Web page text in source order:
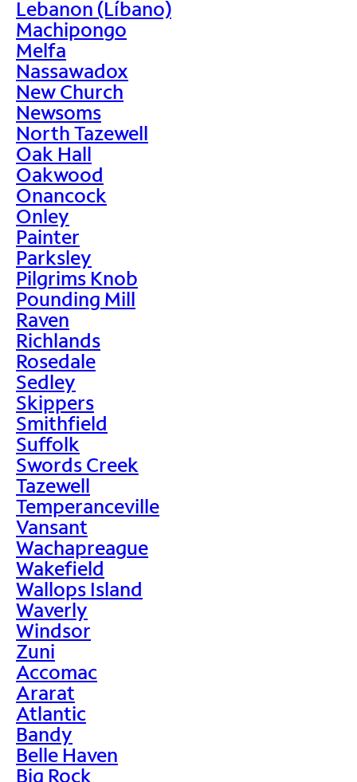
Lebanon (Líbano)
Machipongo
Melfa
Nassawadox
New Church
Newsoms
North Tazewell
Oak Hall
Oakwood
Onancock
Onley
Painter
Parksley
Pilgrims Knob
Pounding Mill
Raven
Richlands
Rosedale
Sedley
Skippers
Smithfield
Suffolk
Swords Creek
Tazewell
Temperanceville
Vansant
Wachapreague
Wakefield
Wallops Island
Waverly
Windsor
Zuni
Accomac
Ararat
Atlantic
Bandy
Belle Haven
Big Rock